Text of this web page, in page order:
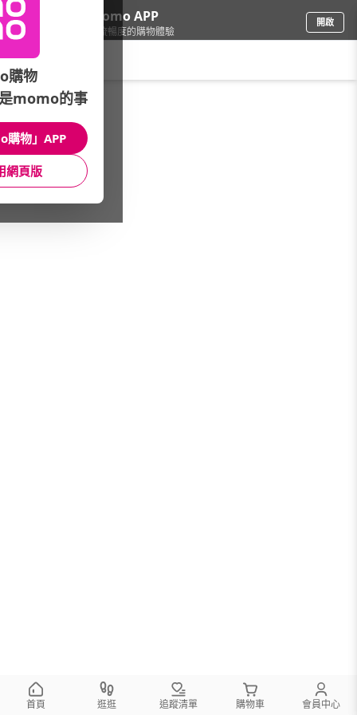
下載momo APP
給你3倍流暢度的購物體驗
開啟
家電/排油煙機/SAKURA 櫻花
館長推薦 月銷量
首頁 逛逛 追蹤清單 購物車 會員中心
購物
momo的事
購物」APP
網頁版